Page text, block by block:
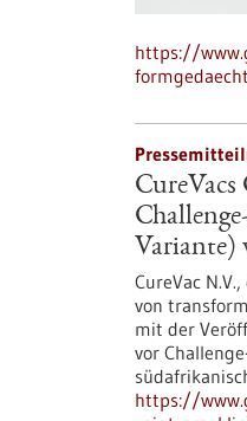
https://
Variante)
CureVac
von
mit der
vor
https://